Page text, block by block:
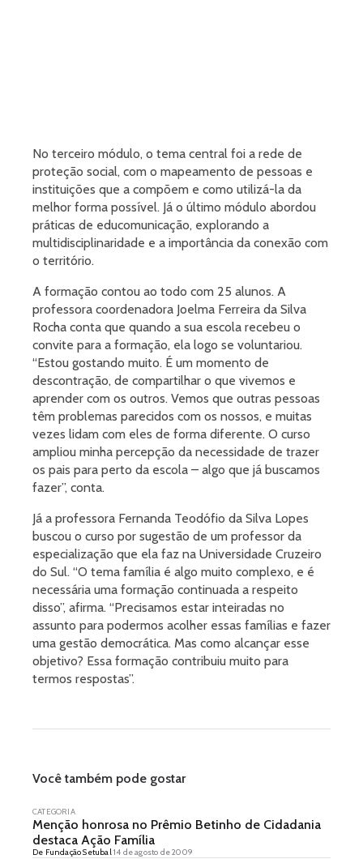
No terceiro módulo, o tema central foi a rede de
proteção social, com o mapeamento de pessoas e
instituições que a compõem e como utilizá-la da
melhor forma possível. Já o último módulo abordou
práticas de educomunicação, explorando a
multidisciplinaridade e a importância da conexão com
o território.
A formação contou ao todo com 25 alunos. A
professora coordenadora Joelma Ferreira da Silva
Rocha conta que quando a sua escola recebeu o
convite para a formação, ela logo se voluntariou.
“Estou gostando muito. É um momento de
descontração, de compartilhar o que vivemos e
aprender com os outros. Vemos que outras pessoas
têm problemas parecidos com os nossos, e muitas
vezes lidam com eles de forma diferente. O curso
ampliou minha percepção da necessidade de trazer
os pais para perto da escola – algo que já buscamos
fazer”, conta.
Já a professora Fernanda Teodófio da Silva Lopes
buscou o curso por sugestão de um professor da
especialização que ela faz na Universidade Cruzeiro
do Sul. “O tema família é algo muito complexo, e é
necessária uma formação continuada a respeito
disso”, afirma. “Precisamos estar inteiradas no
assunto para podermos acolher essas famílias e fazer
uma gestão democrática. Mas como alcançar esse
objetivo? Essa formação contribuiu muito para
termos respostas”.
Você também pode gostar
CATEGORIA
Menção honrosa no Prêmio Betinho de Cidadania
destaca Ação Família
De Fundação Setubal14 de agosto de 2009